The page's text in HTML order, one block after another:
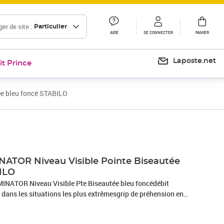
de site : Particulier
AIDE SE CONNECTER PANIER
Prince Laposte.net
bleu foncé STABILO
Niveau Visible Pointe Biseautée
Niveau Visible Pte Biseautée bleu foncédébit
dans les situations les plus extrêmesgrip de préhension en
une meilleure prise en maincorps transparent et high tech